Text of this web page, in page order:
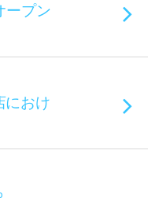
ープン
におけ